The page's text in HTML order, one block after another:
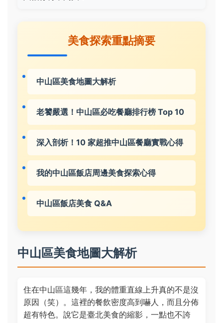
美食探索重點摘要
中山區美食地圖大解析
老饕嚴選！中山區必吃餐廳排行榜 Top 10
深入剖析！10 家超推中山區餐廳實戰心得
我的中山區飯店周邊美食探索心得
中山區飯店美食 Q&A
中山區美食地圖大解析
住在中山區這幾年，我的體重直線上升真的不是沒
原因（笑）。這裡的餐飲密度高到嚇人，而且分佈
超有特色。說它是臺北美食的縮影，一點也不誇